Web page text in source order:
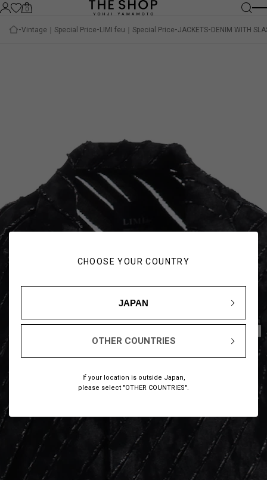
CHOOSE YOUR COUNTRY
JAPAN
OTHER COUNTRIES
If your location is outside Japan,
please select "OTHER COUNTRIES".
0
Vintage｜Special Price LIMI feu｜Special Price JACKETS DENIM WITH